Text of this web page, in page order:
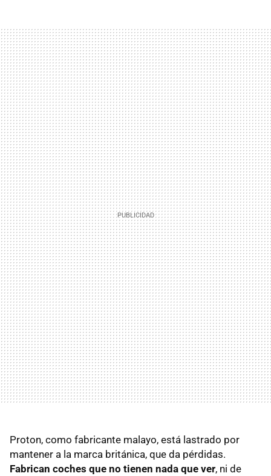
Proton, como fabricante malayo, está lastrado por
mantener a la marca británica, que da pérdidas.
Fabrican coches que no tienen nada que ver, ni de